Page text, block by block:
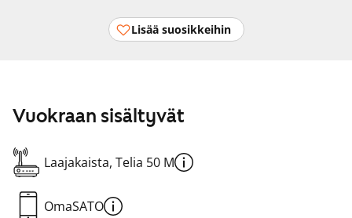
Lisää suosikkeihin
Vuokraan sisältyvät
Laajakaista, Telia 50 M
OmaSATO